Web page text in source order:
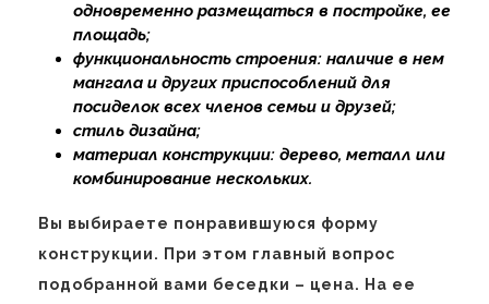
одновременно размещаться в постройке, ее
площадь;
функциональность строения: наличие в нем
мангала и других приспособлений для
посиделок всех членов семьи и друзей;
стиль дизайна;
материал конструкции: дерево, металл или
комбинирование нескольких.
Вы выбираете понравившуюся форму
конструкции. При этом главный вопрос
подобранной вами беседки – цена. На ее